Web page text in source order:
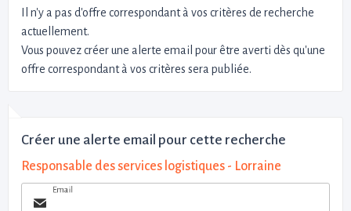
Il n'y a pas d'offre correspondant à vos critères de recherche
actuellement.
Vous pouvez créer une alerte email pour être averti dès qu'une
offre correspondant à vos critères sera publiée.
Créer une alerte email pour cette recherche
Responsable des services logistiques - Lorraine
Email